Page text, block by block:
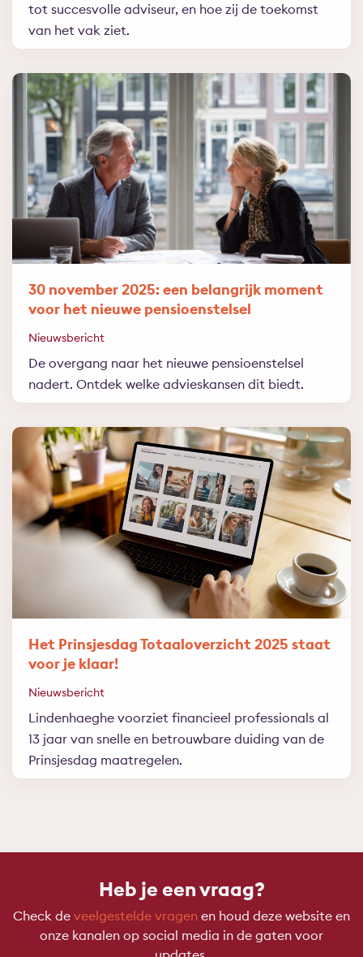
tot succesvolle adviseur, en hoe zij de toekomst
van het vak ziet.
30 november 2025: een belangrijk moment
voor het nieuwe pensioenstelsel
Nieuwsbericht
De overgang naar het nieuwe pensioenstelsel
nadert. Ontdek welke advieskansen dit biedt.
Het Prinsjesdag Totaaloverzicht 2025 staat
voor je klaar!
Nieuwsbericht
Lindenhaeghe voorziet financieel professionals al
13 jaar van snelle en betrouwbare duiding van de
Prinsjesdag maatregelen.
Heb je een vraag?
Check de veelgestelde vragen en houd deze website en
onze kanalen op social media in de gaten voor